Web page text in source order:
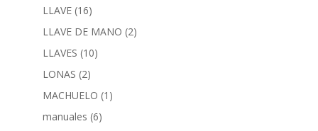
LLAVE (16)
LLAVE DE MANO (2)
LLAVES (10)
LONAS (2)
MACHUELO (1)
manuales (6)